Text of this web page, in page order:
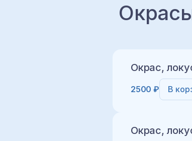
Окрас,
2500 ₽ В
Окрас,